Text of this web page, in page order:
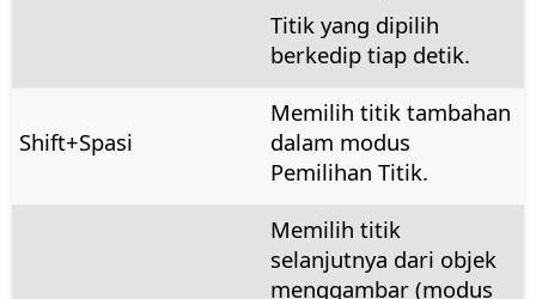
Titik yang dipilih
berkedip tiap detik.
Shift+Spasi
Memilih titik tambahan
dalam modus
Pemilihan Titik.
Memilih titik
selanjutnya dari objek
menggambar (modus